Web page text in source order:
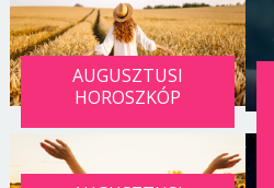
AUGUSZTUSI
HOROSZKÓP